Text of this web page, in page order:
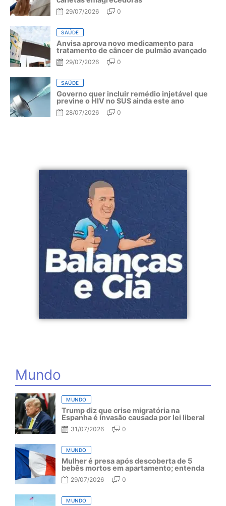
29/07/2026 0
SAÚDE
Anvisa aprova novo medicamento para
tratamento de câncer de pulmão avançado
29/07/2026 0
SAÚDE
Governo quer incluir remédio injetável que
previne o HIV no SUS ainda este ano
28/07/2026 0
Mundo
MUNDO
Trump diz que crise migratória na
Espanha é invasão causada por lei liberal
31/07/2026 0
MUNDO
Mulher é presa após descoberta de 5
bebês mortos em apartamento; entenda
29/07/2026 0
MUNDO